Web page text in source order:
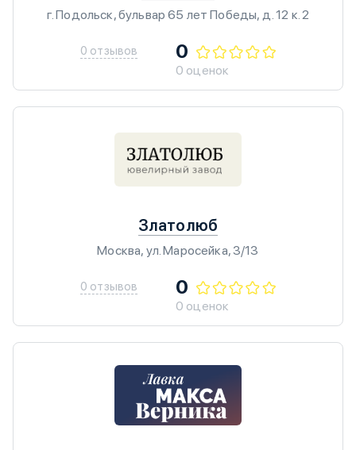
г. Подольск, бульвар 65 лет Победы, д. 12 к. 2
0 отзывов 0
0 оценок
Златолюб
Москва, ул. Маросейка, 3/13
0 отзывов 0
0 оценок